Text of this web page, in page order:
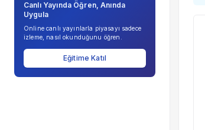
Canlı Yayında Öğren, Anında
Uygula
Online canlı yayınlarla piyasayı sadece
izleme, nasıl okunduğunu öğren.
Eğitime Katıl